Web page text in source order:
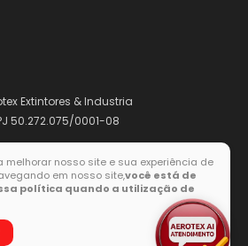
Extintores & Industria
50.272.075/0001-08
de pagamento
melhorar nosso site e sua experiência de
em nosso site,você está de
política quando a utilização de